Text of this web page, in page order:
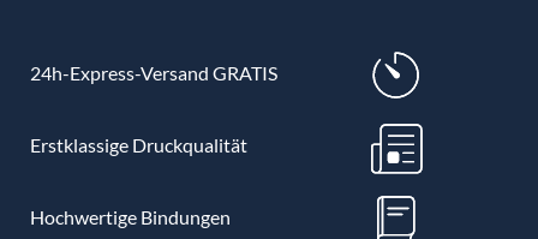
24h-Express-Versand GRATIS
Erstklassige Druckqualität
Hochwertige Bindungen